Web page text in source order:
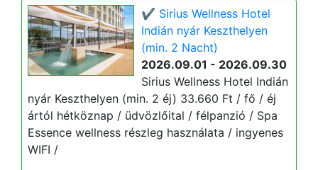
✔️ Sirius Wellness Hotel
Indián nyár Keszthelyen
(min. 2 Nacht)
2026.09.01 - 2026.09.30
Sirius Wellness Hotel Indián
nyár Keszthelyen (min. 2 éj) 33.660 Ft / fő / éj
ártól hétköznap / üdvözlőital / félpanzió / Spa
Essence wellness részleg használata / ingyenes
WIFI /